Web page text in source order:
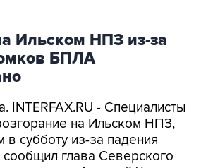
Ильском НПЗ из-за
БПЛА
INTERFAX.RU - Специалисты
субботу из-за падения
глава Северского
края Алексей Чеверев
Max.